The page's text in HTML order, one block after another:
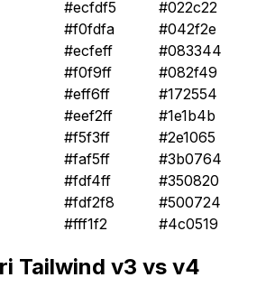
#ecfdf5
#022c22
#f0fdfa
#042f2e
#ecfeff
#083344
#f0f9ff
#082f49
#eff6ff
#172554
#eef2ff
#1e1b4b
#f5f3ff
#2e1065
#faf5ff
#3b0764
#fdf4ff
#350820
#fdf2f8
#500724
#fff1f2 #4c0519
Tailwind v3 vs v4